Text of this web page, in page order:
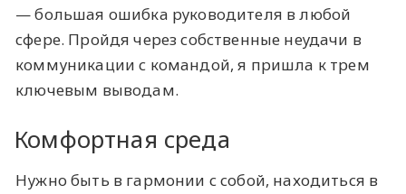
— большая ошибка руководителя в любой
сфере. Пройдя через собственные неудачи в
коммуникации с командой, я пришла к трем
ключевым выводам.
Комфортная среда
Нужно быть в гармонии с собой, находиться в